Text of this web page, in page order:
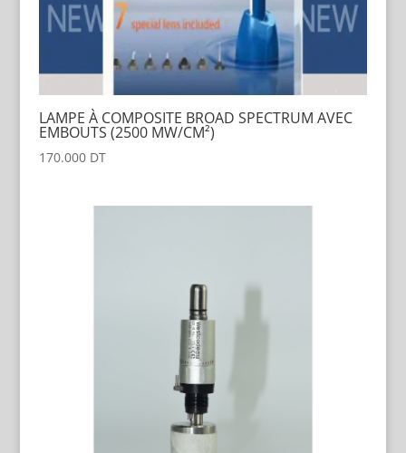
LAMPE À COMPOSITE BROAD SPECTRUM AVEC
EMBOUTS (2500 MW/CM²)
170.000DT